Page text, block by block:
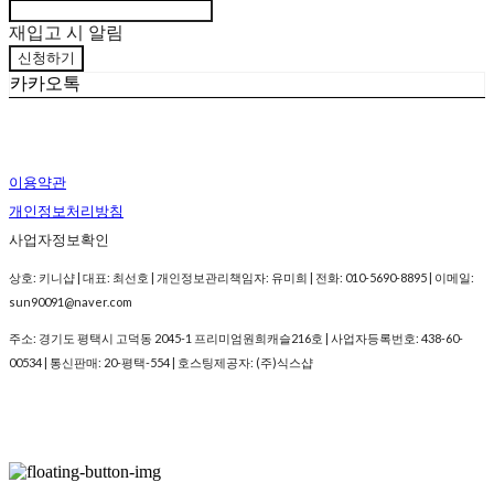
재입고 시 알림
신청하기
카카오톡
이용약관
개인정보처리방침
사업자정보확인
상호: 키니샵 | 대표: 최선호 | 개인정보관리책임자: 유미희 | 전화: 010-5690-8895 | 이메일:
sun90091@naver.com
주소: 경기도 평택시 고덕동 2045-1 프리미엄원희캐슬216호 | 사업자등록번호: 438-60-
00534 | 통신판매: 20-평택-554 | 호스팅제공자: (주)식스샵